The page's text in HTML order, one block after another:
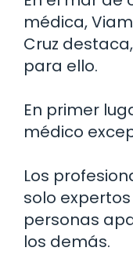
médica,
Cruz
para ello.
En primer
médico
Los
solo
personas
los demás.